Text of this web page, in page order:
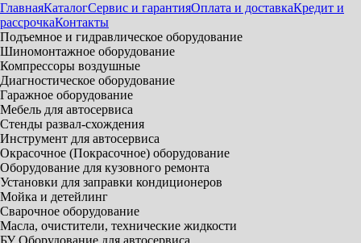
ГлавнаяКаталогСервис и гарантияОплата и доставкаКредит и
рассрочкаКонтакты
Подъемное и гидравлическое оборудование
Шиномонтажное оборудование
Компрессоры воздушные
Диагностическое оборудование
Гаражное оборудование
Мебель для автосервиса
Стенды развал-схождения
Инструмент для автосервиса
Окрасочное (Покрасочное) оборудование
Оборудование для кузовного ремонта
Установки для заправки кондиционеров
Мойка и детейлинг
Сварочное оборудование
Масла, очистители, технические жидкости
БУ Оборудование для автосервиса